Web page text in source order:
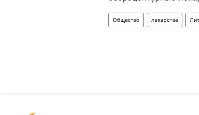
Общество лекарства